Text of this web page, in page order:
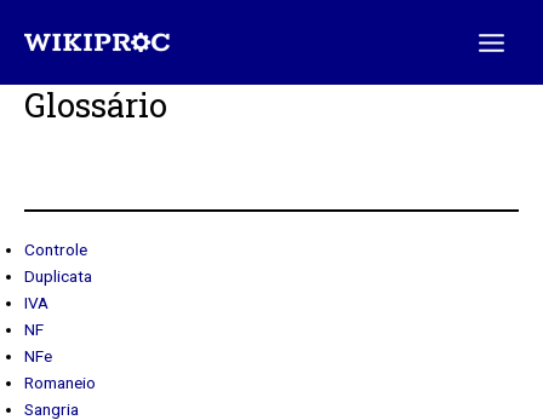
para
conteúdo
Glossário
Controle
Duplicata
IVA
NF
NFe
Romaneio
Sangria